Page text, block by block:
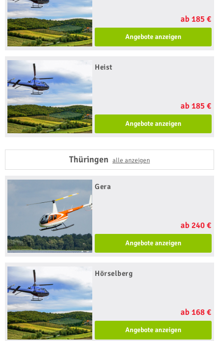
ab 185 €
Angebote anzeigen
Heist
ab 185 €
Angebote anzeigen
Thüringen alle anzeigen
Gera
ab 240 €
Angebote anzeigen
Hörselberg
ab 168 €
Angebote anzeigen